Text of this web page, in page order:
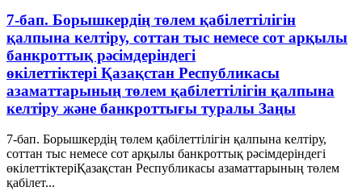
7-бап. Борышкердің төлем қабілеттілігін
қалпына келтіру, соттан тыс немесе сот арқылы
банкроттық рәсімдеріндегі
өкілеттіктері Қазақстан Республикасы
азаматтарының төлем қабілеттілігін қалпына
келтіру және банкроттығы туралы Заңы
7-бап. Борышкердің төлем қабілеттілігін қалпына келтіру,
соттан тыс немесе сот арқылы банкроттық рәсімдеріндегі
өкілеттіктеріҚазақстан Республикасы азаматтарының төлем
қабілет...